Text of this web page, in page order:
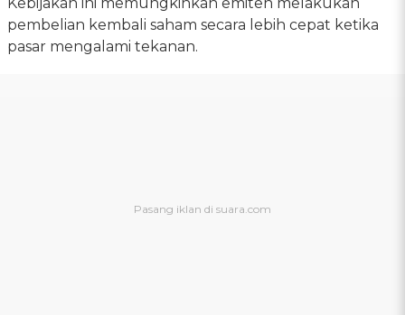
pembelian kembali saham secara lebih cepat ketika
pasar mengalami tekanan.